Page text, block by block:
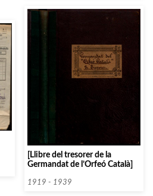
[Llibre del tresorer de la
Germandat de l’Orfeó Català]
1919 - 1939